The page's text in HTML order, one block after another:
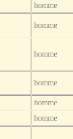
homme
homme
homme
homme
homme
homme